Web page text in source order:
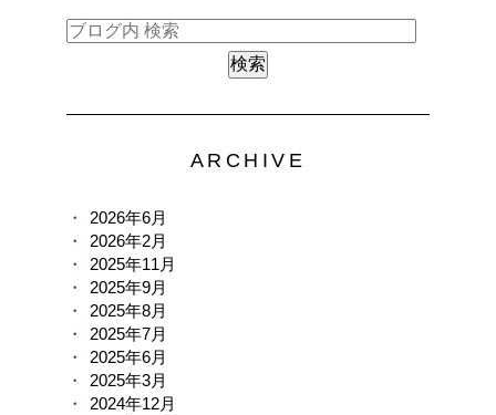
ARCHIVE
2026年6月
2026年2月
2025年11月
2025年9月
2025年8月
2025年7月
2025年6月
2025年3月
2024年12月